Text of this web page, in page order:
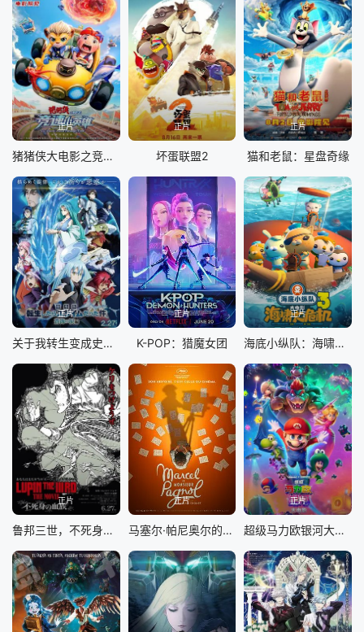
正片
猪猪侠大电影之竞速小英雄
正片
坏蛋联盟2
正片
猫和老鼠：星盘奇缘
正片
关于我转生变成史莱姆这档事苍海之泪篇-劇場版
正片
K-POP：猎魔女团
正片
海底小纵队：海啸大危机
正片
鲁邦三世，不死身的血族
正片
马塞尔·帕尼奥尔的华丽人生
正片
超级马力欧银河大电影